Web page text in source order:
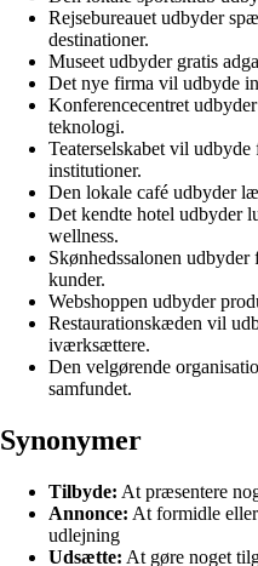
Rejsebureauet udbyder
destinationer.
Museet udbyder gratis
Det nye firma vil udbyde
Konferencecentret
teknologi.
Teaterselskabet vil
institutioner.
Den lokale café udbyder
Det kendte hotel udbyder
wellness.
Skønhedssalonen
kunder.
Webshoppen udbyder
Restaurationskæden vil
iværksættere.
Den velgørende
samfundet.
Synonymer
Tilbyde: At præsentere
Annonce: At formidle
udlejning
Udsætte: At gøre noget